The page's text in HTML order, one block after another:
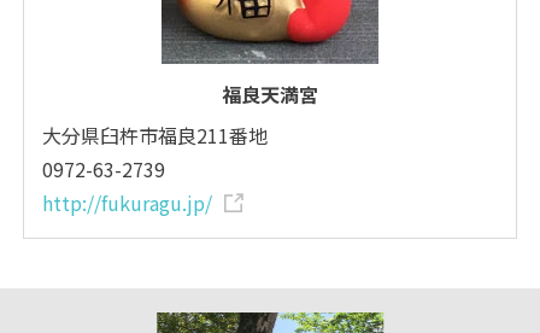
福良天満宮
大分県臼杵市福良211番地
0972-63-2739
http://fukuragu.jp/